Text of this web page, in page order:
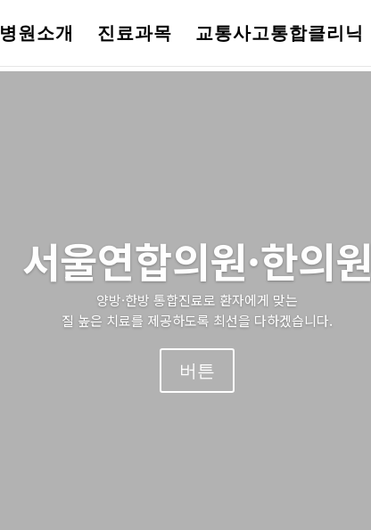
병원소개 진료과목 교통사고통합클리닉
서울연합의원·한의원
양방·한방 통합진료로 환자에게 맞는
질 높은 치료를 제공하도록 최선을 다하겠습니다.
버튼